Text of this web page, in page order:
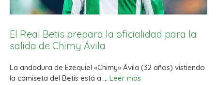
El Real Betis prepara la oficialidad para la
salida de Chimy Ávila
La andadura de Ezequiel «Chimy» Ávila (32 años) vistiendo
la camiseta del Betis está a … Leer mas